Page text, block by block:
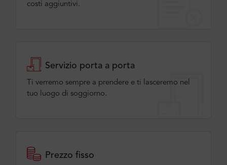
costi aggiuntivi.
Servizio porta a porta
Ti verremo sempre a prendere e ti lasceremo nel
tuo luogo di soggiorno.
Prezzo fisso